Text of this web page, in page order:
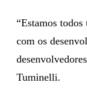
“Estamos
com os
Tuminelli.